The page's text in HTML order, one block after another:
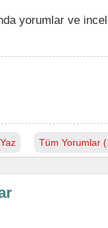
yorumlar ve
Tüm Yorumlar